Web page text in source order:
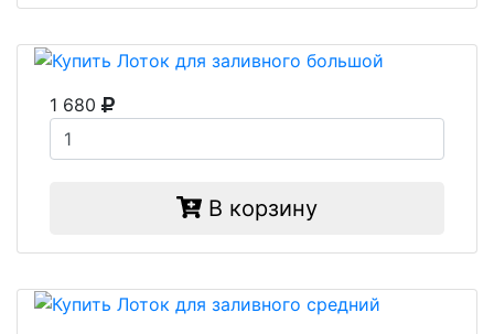
1 680
В корзину